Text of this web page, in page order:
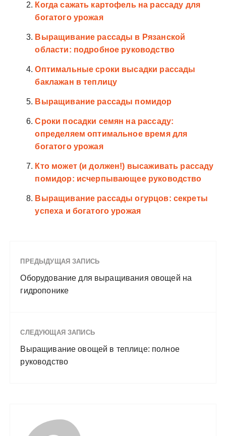
Когда сажать картофель на рассаду для
богатого урожая
Выращивание рассады в Рязанской
области: подробное руководство
Оптимальные сроки высадки рассады
баклажан в теплицу
Выращивание рассады помидор
Сроки посадки семян на рассаду:
определяем оптимальное время для
богатого урожая
Кто может (и должен!) высаживать рассаду
помидор: исчерпывающее руководство
Выращивание рассады огурцов: секреты
успеха и богатого урожая
ПРЕДЫДУЩАЯ ЗАПИСЬ
Оборудование для выращивания овощей на
гидропонике
СЛЕДУЮЩАЯ ЗАПИСЬ
Выращивание овощей в теплице: полное
руководство